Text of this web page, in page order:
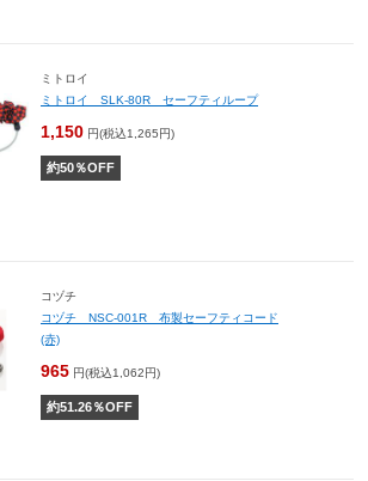
ミトロイ
ミトロイ SLK-80R セーフティループ
1,150 円(税込1,265円)
約50％OFF
コヅチ
コヅチ NSC-001R 布製セーフティコード
(赤)
965 円(税込1,062円)
約51.26％OFF